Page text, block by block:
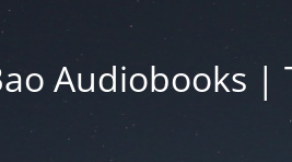
Audiobooks